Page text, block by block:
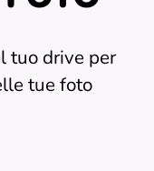
tuo drive per
tue foto